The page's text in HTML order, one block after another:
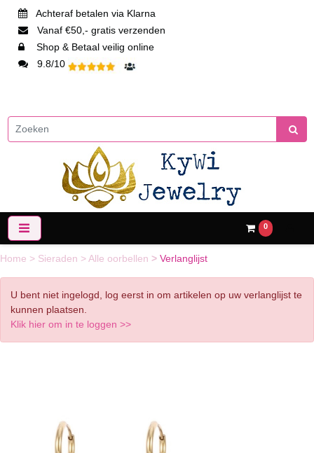
Achteraf betalen via Klarna
Vanaf €50,- gratis verzenden
Shop & Betaal veilig online
9.8/10
0
Home > Sieraden >Alle oorbellen > Verlanglijst
U bent niet ingelogd, log eerst in om artikelen op uw verlanglijst te
kunnen plaatsen.
Klik hier om in te loggen >>